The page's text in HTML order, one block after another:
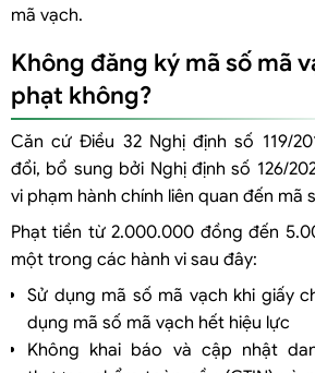
mã vạch.
Không đăng ký mã số mã
phạt không?
Căn cứ Điều 32 Nghị định số 119/
đổi, bổ sung bởi Nghị định số 126/
vi phạm hành chính liên quan đến mã
Phạt tiền từ 2.000.000 đồng đến
một trong các hành vi sau đây:
Sử dụng mã số mã vạch khi giấy
dụng mã số mã vạch hết hiệu lực
Không khai báo và cập nhật